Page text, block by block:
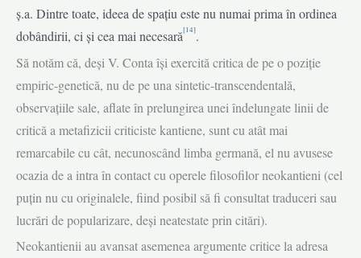
ș.a. Dintre toate, ideea de spațiu este nu numai prima în ordinea
dobândirii, ci și cea mai necesară[14].
Să notăm că, deși V. Conta își exercită critica de pe o poziție
empiric-genetică, nu de pe una sintetic-transcendentală,
observațiile sale, aflate în prelun­girea unei îndelungate linii de
critică a metafizicii criticiste kantiene, sunt cu atât mai
remarcabile cu cât, necunoscând limba germană, el nu avusese
ocazia de a intra în contact cu operele filosofilor neokantieni (cel
puțin nu cu originalele, fiind posibil să fi consultat traduceri sau
lucrări de popularizare, deși neatestate prin citări).
Neokantienii au avansat asemenea argumente critice la adresa